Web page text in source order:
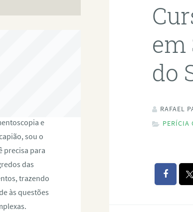
em
do
RAFAEL
PERÍCIA
e
sou o
precisa para
das
trazendo
às questões